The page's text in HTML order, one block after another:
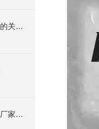
金属废钢破碎机在制造业中的关键角色
温州生产机加工铝屑压饼机厂家推荐：为什么恩派特是更明智的选择？